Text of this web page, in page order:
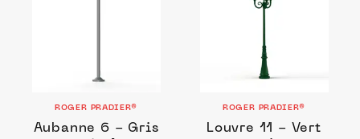
ROGER PRADIER®
Aubanne 6 - Gris
ROGER PRADIER®
Louvre 11 - Vert